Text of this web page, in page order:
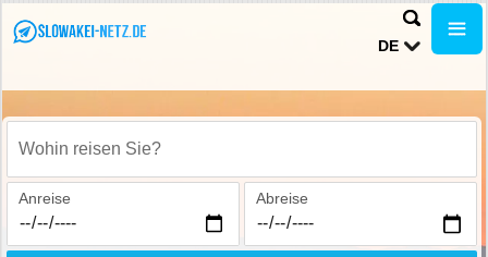
DE
Wohin reisen Sie?
Anreise Abreise